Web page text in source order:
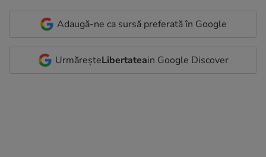
Adaugă-ne ca sursă preferată în Google
UrmăreșteLibertateain Google Discover